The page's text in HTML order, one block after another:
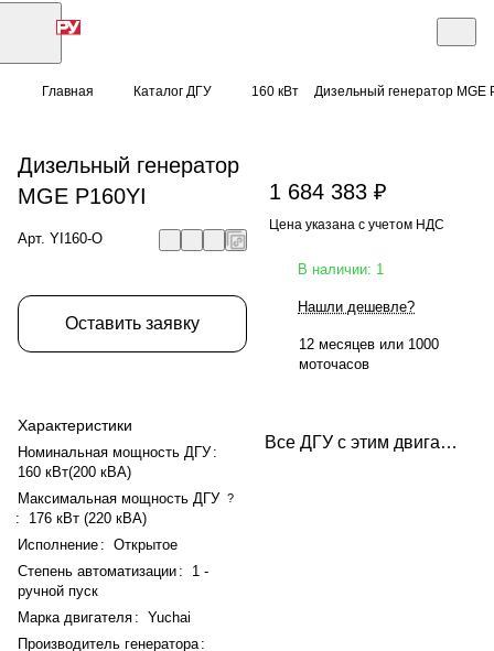
Главная Каталог ДГУ 160 кВт Дизельный генератор MGE
Дизельный генератор
MGE P160YI
Арт. YI160-O
Оставить заявку
Характеристики
Номинальная мощность ДГУ :
160 кВт(200 кВА)
Максимальная мощность ДГУ ?
:
176 кВт (220 кВА)
Исполнение : Открытое
Степень автоматизации :
1 -
ручной пуск
Марка двигателя : Yuchai
Производитель генератора :
1 684 383 ₽
Цена указана с учетом НДС
В наличии: 1
Нашли дешевле?
12 месяцев или 1000
моточасов
Все ДГУ с этим двигателем